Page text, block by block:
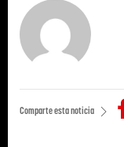
Comparte esta noticia